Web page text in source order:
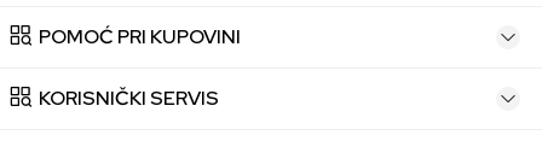
POMOĆ PRI KUPOVINI
KORISNIČKI SERVIS